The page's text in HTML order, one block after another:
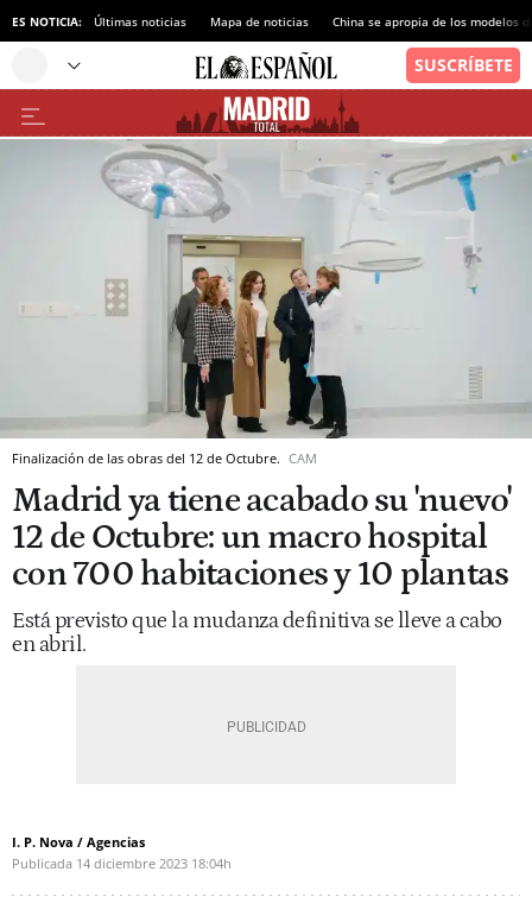
ES NOTICIA: Últimas noticias Mapa de noticias China se apropia de los modelos
Finalización de las obras del 12 de Octubre. CAM
Madrid ya tiene acabado su 'nuevo'
12 de Octubre: un macro hospital
con 700 habitaciones y 10 plantas
Está previsto que la mudanza definitiva se lleve a cabo
en abril.
I. P. Nova / Agencias
Publicada 14 diciembre 2023 18:04h